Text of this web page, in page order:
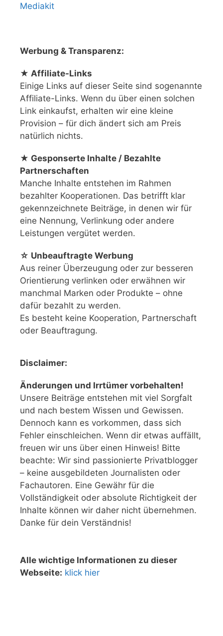
Mediakit
Werbung & Transparenz:
★ Affiliate-Links
Einige Links auf dieser Seite sind sogenannte
Affiliate-Links. Wenn du über einen solchen
Link einkaufst, erhalten wir eine kleine
Provision – für dich ändert sich am Preis
natürlich nichts.
★ Gesponserte Inhalte / Bezahlte
Partnerschaften
Manche Inhalte entstehen im Rahmen
bezahlter Kooperationen. Das betrifft klar
gekennzeichnete Beiträge, in denen wir für
eine Nennung, Verlinkung oder andere
Leistungen vergütet werden.
☆ Unbeauftragte Werbung
Aus reiner Überzeugung oder zur besseren
Orientierung verlinken oder erwähnen wir
manchmal Marken oder Produkte – ohne
dafür bezahlt zu werden.
Es besteht keine Kooperation, Partnerschaft
oder Beauftragung.
Disclaimer:
Änderungen und Irrtümer vorbehalten!
Unsere Beiträge entstehen mit viel Sorgfalt
und nach bestem Wissen und Gewissen.
Dennoch kann es vorkommen, dass sich
Fehler einschleichen. Wenn dir etwas auffällt,
freuen wir uns über einen Hinweis! Bitte
beachte: Wir sind passionierte Privatblogger
– keine ausgebildeten Journalisten oder
Fachautoren. Eine Gewähr für die
Vollständigkeit oder absolute Richtigkeit der
Inhalte können wir daher nicht übernehmen.
Danke für dein Verständnis!
Alle wichtige Informationen zu dieser
Webseite: klick hier